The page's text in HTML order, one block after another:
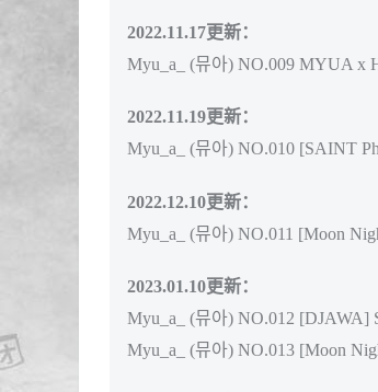
2022.11.17更新：
Myu_a_ (뮤아) NO.009 MYUA x
2022.11.19更新：
Myu_a_ (뮤아) NO.010 [SAINT
2022.12.10更新：
Myu_a_ (뮤아) NO.011 [Moon
2023.01.10更新：
Myu_a_ (뮤아) NO.012 [DJAWA]
Myu_a_ (뮤아) NO.013 [Moon